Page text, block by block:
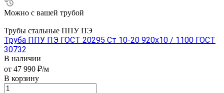
Можно с вашей трубой
Трубы стальные ППУ ПЭ
Труба ППУ ПЭ ГОСТ 20295 Ст 10-20 920x10 / 1100 ГОСТ
30732
В наличии
от 47 990 ₽/м
В корзину